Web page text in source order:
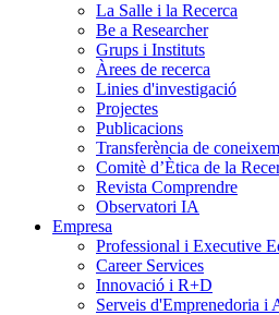
La Salle i la Recerca
Be a Researcher
Grups i Instituts
Àrees de recerca
Linies d'investigació
Projectes
Publicacions
Transferència de
Comitè d’Ètica de la
Revista Comprendre
Observatori IA
Empresa
Professional i Executive
Career Services
Innovació i R+D
Serveis d'Emprenedoria i